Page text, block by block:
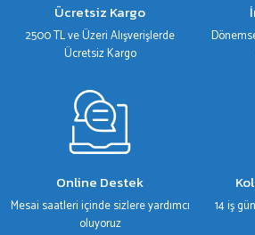
Ürün fiyatı diğer sitelerden daha pahalı.
Bu ürüne benzer farklı alternatifler olmalı.
Ücretsiz Kargo
2500 TL ve Üzeri Alışverişlerde
Ücretsiz Kargo
Online Destek
Mesai saatleri içinde sizlere yardımcı
oluyoruz
14 iş